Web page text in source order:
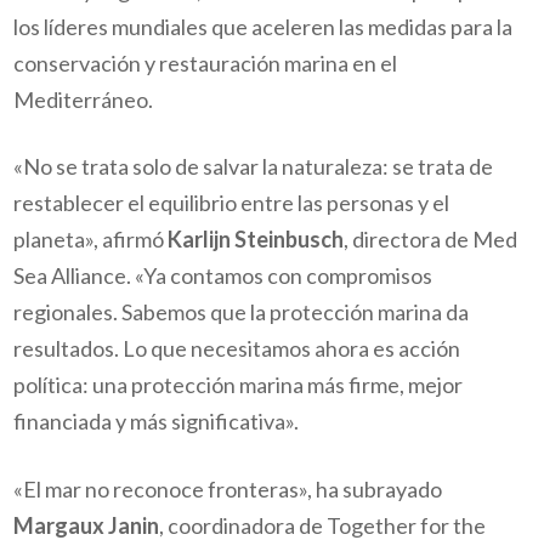
los líderes mundiales que aceleren las medidas para la
conservación y restauración marina en el
Mediterráneo.
«No se trata solo de salvar la naturaleza: se trata de
restablecer el equilibrio entre las personas y el
planeta», afirmóKarlijn Steinbusch, directora de Med
Sea Alliance. «Ya contamos con compromisos
regionales. Sabemos que la protección marina da
resultados. Lo que necesitamos ahora es acción
política: una protección marina más firme, mejor
financiada y más significativa».
«El mar no reconoce fronteras», ha subrayado
Margaux Janin, coordinadora de Together for the